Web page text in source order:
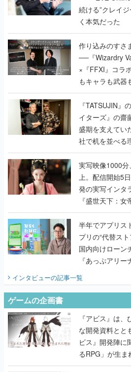
続ける”クレイ
く本気だった
作り込みのすさ
──『Wizardry
×『FFXI』コラ
もキャラも武器
で作り込まれた
く
『TATSUJIN』
イターズ』の齋
盛期を支えてい
社で机を並べる
『TATSUJIN
んだレジェンド
実写映像1000
上。配信開始5
発の実写インタ
『盛世天下：
うこだわりをプ
半年でアプリストア
プリの“代替ス
国内向けローン
『あっぷアリ
インタビューの記事一覧
ゲームの企画書
『アビス』は
な開発資料とと
ビス』開発陣に
るRPG」が生
書】